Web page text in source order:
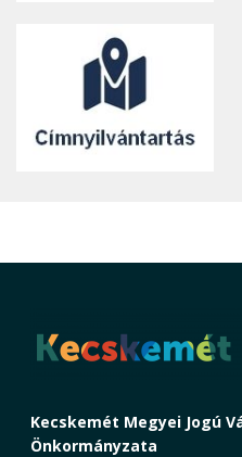
Kecskemét Megyei Jogú
Önkormányzata